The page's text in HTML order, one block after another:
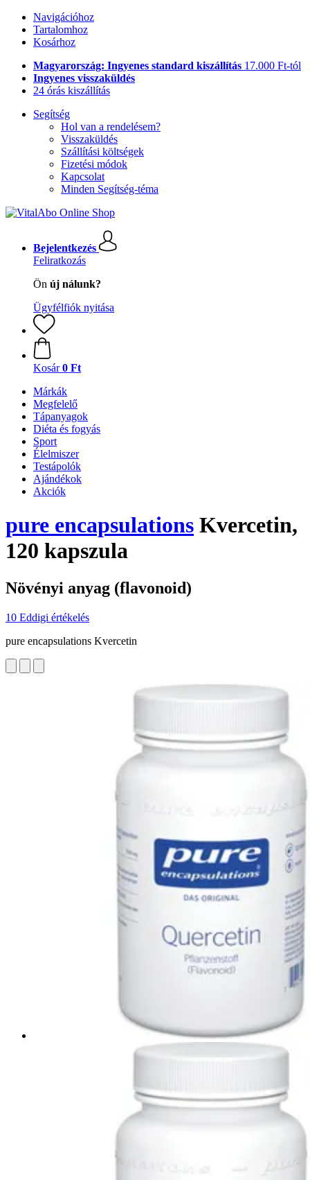
Navigációhoz
Tartalomhoz
Kosárhoz
Magyarország: Ingyenes standard kiszállítás 17.000 Ft-tól
Ingyenes visszaküldés
24 órás kiszállítás
Segítség
Hol van a rendelésem?
Visszaküldés
Szállítási költségek
Fizetési módok
Kapcsolat
Minden Segítség-téma
Bejelentkezés
Feliratkozás
Ön új nálunk?
Ügyfélfiók nyitása
Kosár 0 Ft
Márkák
Megfelelő
Tápanyagok
Diéta és fogyás
Sport
Élelmiszer
Testápolók
Ajándékok
Akciók
pure encapsulations Kvercetin,
120 kapszula
Növényi anyag (flavonoid)
10 Eddigi értékelés
pure encapsulations Kvercetin